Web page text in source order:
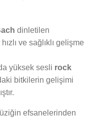
dinletilen
ve sağlıklı gelişme
yüksek sesli rock
bitkilerin gelişimi
efsanelerinden